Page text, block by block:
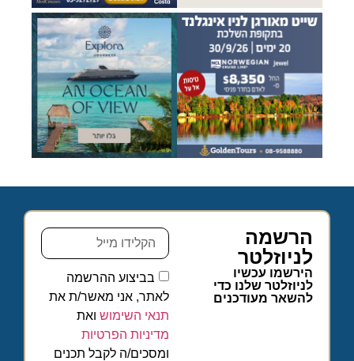
הרשמה
לניוזלטר
הירשמו עכשיו
לניוזלטר שלנו כדי
להשאר מעודכנים
בביצוע ההרשמה
לאתר, אני מאשר/ת את
תנאי השימוש ואת
מדיניות הפרטיות
ומסכים/ה לקבל תכנים